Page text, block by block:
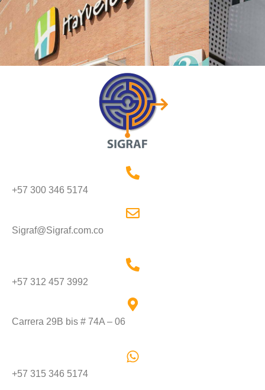
+57 300 346 5174
Sigraf@Sigraf.com.co
+57 312 457 3992
Carrera 29B bis # 74A – 06
+57 315 346 5174